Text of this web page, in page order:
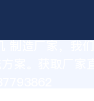
案。获取厂家